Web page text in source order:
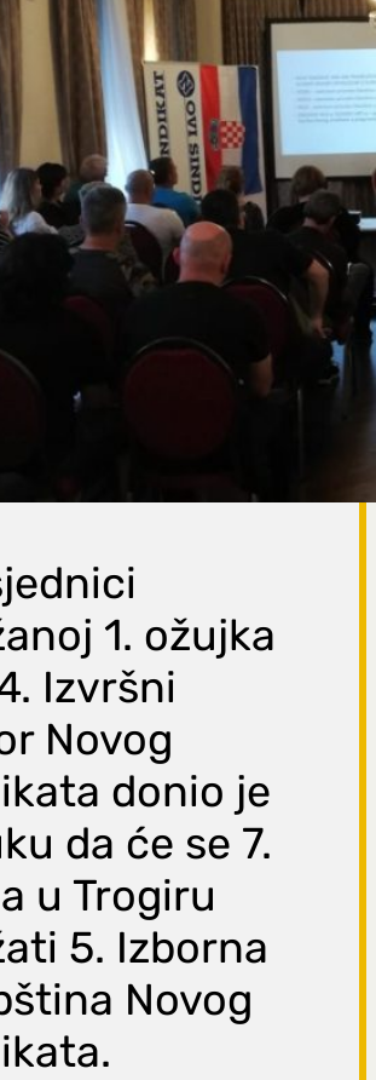
1. ožujka
Izvršni
Novog
donio je
da će se 7.
u Trogiru
5. Izborna
Novog